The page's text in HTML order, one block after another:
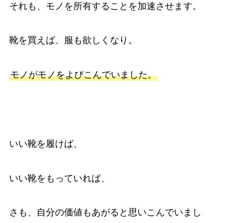
それも、モノを所有することを加速させます。
靴を買えば、服も欲しくなり。
モノがモノをよびこんでいました。
いい靴を履けば、
いい靴をもっていれば、
さも、自分の価値もあがると思いこんでいまし